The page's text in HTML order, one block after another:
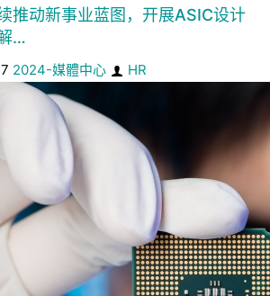
推动新事业蓝图，开展ASIC设计
…
2024-媒體中心 HR